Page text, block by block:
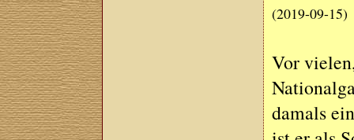
(2019-09-15)
Vor
damals